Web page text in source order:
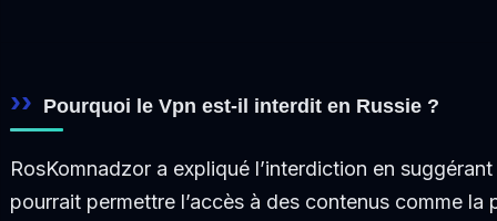
Pourquoi le Vpn est-il interdit en Russie ?
RosKomnadzor a expliqué l’interdiction en
pourrait permettre l’accès à des contenus comme la